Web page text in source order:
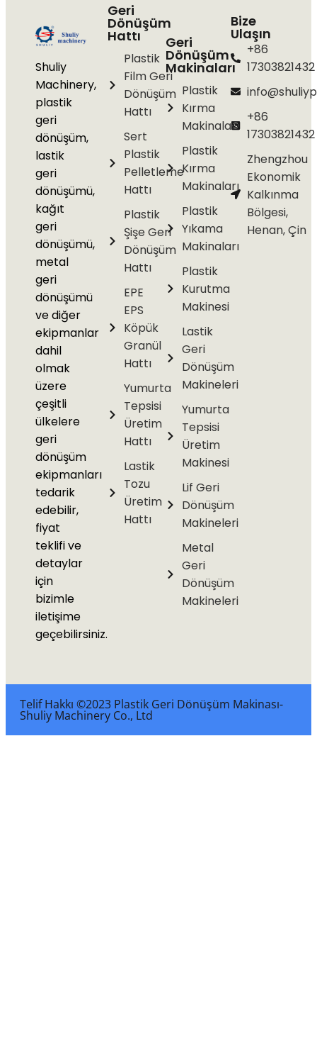
Shuliy
Machinery,
plastik
geri
dönüşüm,
lastik
geri
dönüşümü,
kağıt
geri
dönüşümü,
metal
geri
dönüşümü
ve diğer
ekipmanlar
dahil
olmak
üzere
çeşitli
ülkelere
geri
dönüşüm
ekipmanları
tedarik
edebilir,
fiyat
teklifi ve
detaylar
için
bizimle
iletişime
geçebilirsiniz.
Geri
Dönüşüm
Hattı
Plastik
Film Geri
Dönüşüm
Hattı
Sert
Plastik
Pelletleme
Hattı
Plastik
Şişe Geri
Dönüşüm
Hattı
EPE
EPS
Köpük
Granül
Hattı
Yumurta
Tepsisi
Üretim
Hattı
Lastik
Tozu
Üretim
Hattı
Geri
Dönüşüm
Makinaları
Plastik
Kırma
Makinaları
Plastik
Kırma
Makinaları
Plastik
Yıkama
Makinaları
Plastik
Kurutma
Makinesi
Lastik
Geri
Dönüşüm
Makineleri
Yumurta
Tepsisi
Üretim
Makinesi
Lif Geri
Dönüşüm
Makineleri
Metal
Geri
Dönüşüm
Makineleri
Bize
Ulaşın
+86
17303821432
+86
17303821432
Zhengzhou
Ekonomik
Kalkınma
Bölgesi,
Henan, Çin
Telif Hakkı ©2023 Plastik Geri Dönüşüm Makinası-
Shuliy Machinery Co., Ltd